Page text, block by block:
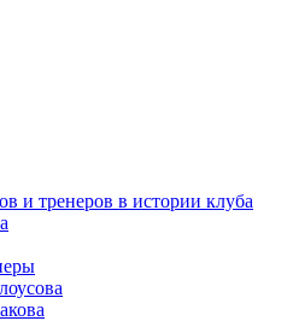
и тренеров в истории клуба